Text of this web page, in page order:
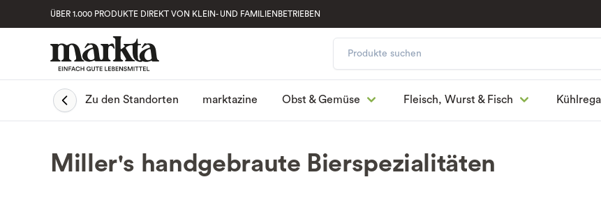
ÜBER 1.000 PRODUKTE DIREKT VON KLEIN- UND FAMILIENBETRIEBEN
Zu den Standorten marktazine Obst & Gemüse Fleisch, Wurst & Fisch Kühlregal
Miller's handgebraute Bierspezialitäten